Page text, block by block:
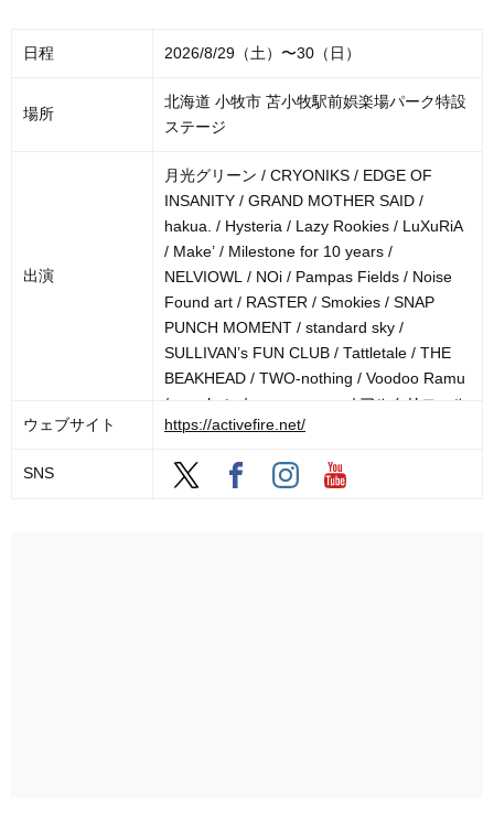
日程 2026/8/29（土）〜30（日）
場所
北海道 小牧市 苫小牧駅前娯楽場パーク特設
ステージ
出演
月光グリーン / CRYONIKS / EDGE OF
INSANITY / GRAND MOTHER SAID /
hakua. / Hysteria / Lazy Rookies / LuXuRiA
/ Make’ / Milestone for 10 years /
NELVIOWL / NOi / Pampas Fields / Noise
Found art / RASTER / Smokies / SNAP
PUNCH MOMENT / standard sky /
SULLIVAN’s FUN CLUB / Tattletale / THE
BEAKHEAD / TWO-nothing / Voodoo Ramu
/ yonohate / you any a me / アルクリコール
/ ガラスの靴は落とさない / グッドメーカー
導天和 / でかくてまるい。 / 凪より / ハイド
ウェブサイト https://activefire.net/
SNS